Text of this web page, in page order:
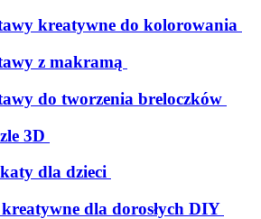
kreatywne do kolorowania
z makramą
do tworzenia breloczków
3D
dla dzieci
dla dorosłych DIY